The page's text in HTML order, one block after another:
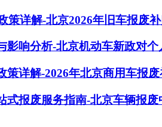
策详解-北京2026年旧车报废
影响分析-北京机动车新政对
策详解-2026年北京商用车报
式报废服务指南-北京车辆报